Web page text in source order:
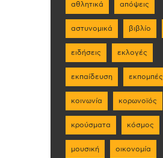
αθλητικά απόψεις
αστυνομικά βιβλίο
ειδήσεις εκλογές
εκπαίδευση εκπομπές
κοινωνία κορωνοϊός
κρούσματα κόσμος
μουσική οικονομία